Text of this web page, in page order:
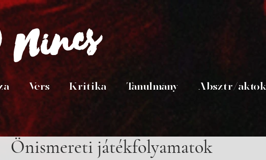
Nincs
Vers Kritika Tanulmány Absztr/aktok
Önismereti játékfolyamatok